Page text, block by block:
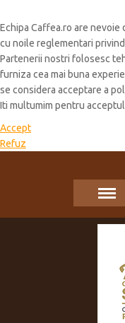
Echipa Caffea.ro are
cu noile reglementari
Partenerii nostri folosesc
furniza cea mai buna
se considera acceptare a
Iti multumim pentru
Accept
Refuz